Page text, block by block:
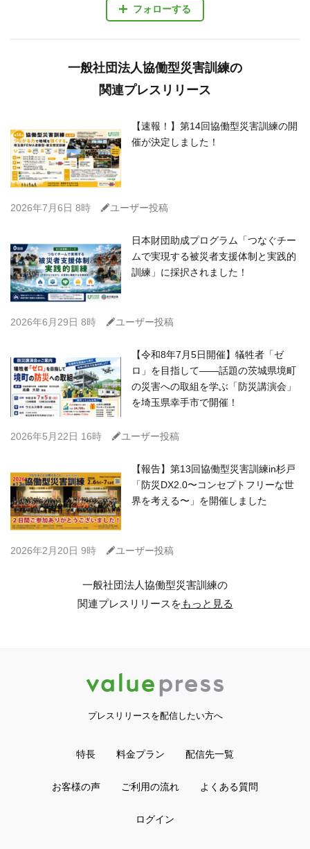
フォローする
一般社団法人協働型災害訓練の
関連プレスリリース
【速報！】第14回協働型災害訓練の開
催が決定しました！
2026年7月6日 8時 Cユーザー投稿
日本財団助成プログラム「つなぐチー
ムで実現する被災者支援体制と実践的
訓練」に採択されました！
2026年6月29日 8時 Cユーザー投稿
【令和8年7月5日開催】犠牲者「ゼ
ロ」を目指して――話題の茨城県境町
の災害への取組を学ぶ「防災講演会」
を埼玉県幸手市で開催！
2026年5月22日 16時 Cユーザー投稿
【報告】第13回協働型災害訓練in杉戸
「防災DX2.0〜コンセプトフリーな世
界を考える〜」を開催しました
2026年2月20日 9時 Cユーザー投稿
一般社団法人協働型災害訓練の
関連プレスリリースをもっと見る
プレスリリースを配信したい方へ
特長 料金プラン 配信先一覧
お客様の声 ご利用の流れ よくある質問
ログイン